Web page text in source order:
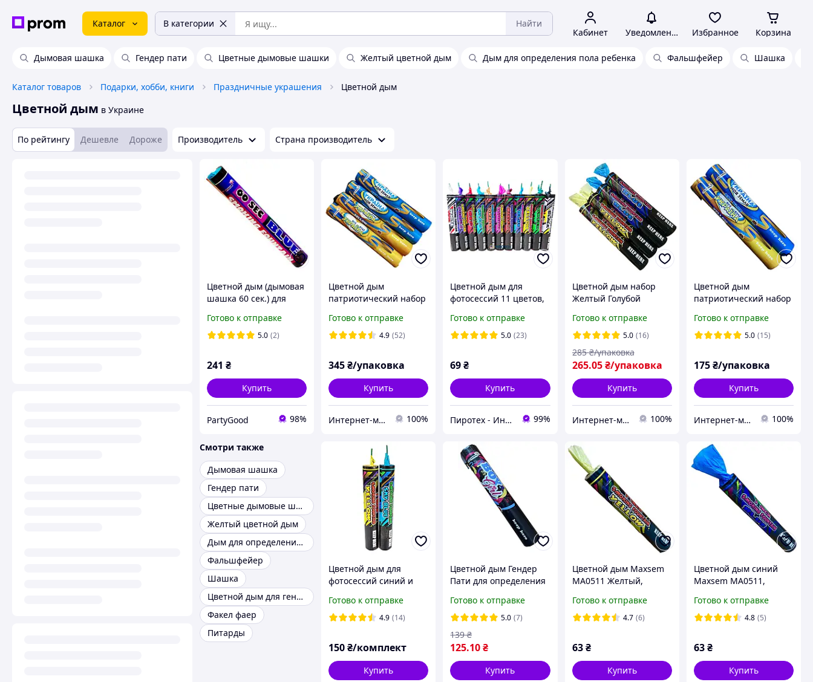
Каталог В категории Найти
Кабинет Уведомления Избранное Корзина
Дымовая шашка Гендер пати Цветные дымовые шашки Желтый цветной дым Дым для определения пола ребенка Фальшфейер Шашка
Каталог товаров Подарки, хобби, книги Праздничные украшения Цветной дым
Цветной дым в Украине
По рейтингу Дешевле Дороже Производитель Страна производитель
Цветной дым (дымовая
шашка 60 сек.) для
голубой
Готово к отправке
5.0 (2)
241 ₴
Купить
PartyGood 98%
Цветной дым
патриотический набор
Maxsem MA0511 Patriot
60 с, 4 шт/уп
Готово к отправке
4.9 (52)
345₴/упаковка
Купить
Интернет-магазин "Chika Boom" 100%
Цветной дым для
фотосессий 11 цветов,
Maxsem
Готово к отправке
5.0 (23)
69₴
Купить
Пиротех - Интернет-магазин 99%
Цветной дым набор
Желтый Голубой
Blue smoking fountain
60 с, 4 шт/уп
Готово к отправке
5.0 (16)
265.05 ₴/упаковка
285 ₴/упаковка
Купить
Интернет-магазин "Chika Boom" 100%
Цветной дым
патриотический набор
Maxsem MA0511 Patriot
60 с, 2 шт/уп
Готово к отправке
5.0 (15)
175₴/упаковка
Купить
Интернет-магазин "Chika Boom" 100%
Смотри также
Дымовая шашка
Гендер пати
Цветные дымовые шашки
Желтый цветной дым
Дым для определения пола ребенка
Фальшфейер
Шашка
Цветной дым для гендер пати
Факел фаер
Питарды
Цветной дым для
фотосессий синий и
Патриотический набор
(MA0511) Maxsem
Готово к отправке
4.9 (14)
150₴/комплект
Купить
Цветной дым Гендер
Пати для определения
Maxsem 60 с, синий
цвет
Готово к отправке
5.0 (7)
125.10₴
139 ₴
Купить
Цветной дым Maxsem
MA0511 Желтый,
фотосессий. Время
работы 60 сек.
Готово к отправке
4.7 (6)
63 ₴
Купить
Цветной дым синий
Maxsem MA0511,
фотосессий. Время
работы 60 сек. Blue
Готово к отправке
4.8 (5)
63₴
Купить